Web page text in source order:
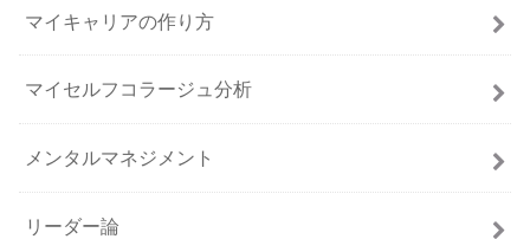
マイキャリアの作り方
マイセルフコラージュ分析
メンタルマネジメント
リーダー論